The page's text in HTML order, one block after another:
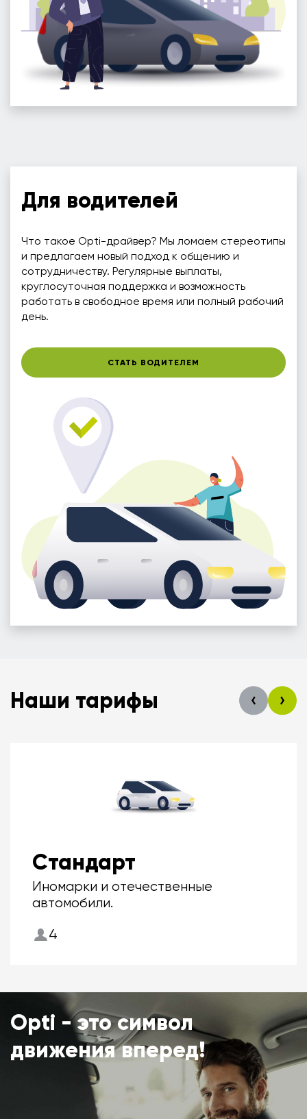
Для водителей
Что такое Opti-драйвер? Мы ломаем стереотипы
и предлагаем новый подход к общению и
сотрудничеству. Регулярные выплаты,
круглосуточная поддержка и возможность
работать в свободное время или полный рабочий
день.
СТАТЬ ВОДИТЕЛЕМ
Наши тарифы
Стандарт
Иномарки и отечественные
автомобили.
4
Opti - это символ
движения вперед!